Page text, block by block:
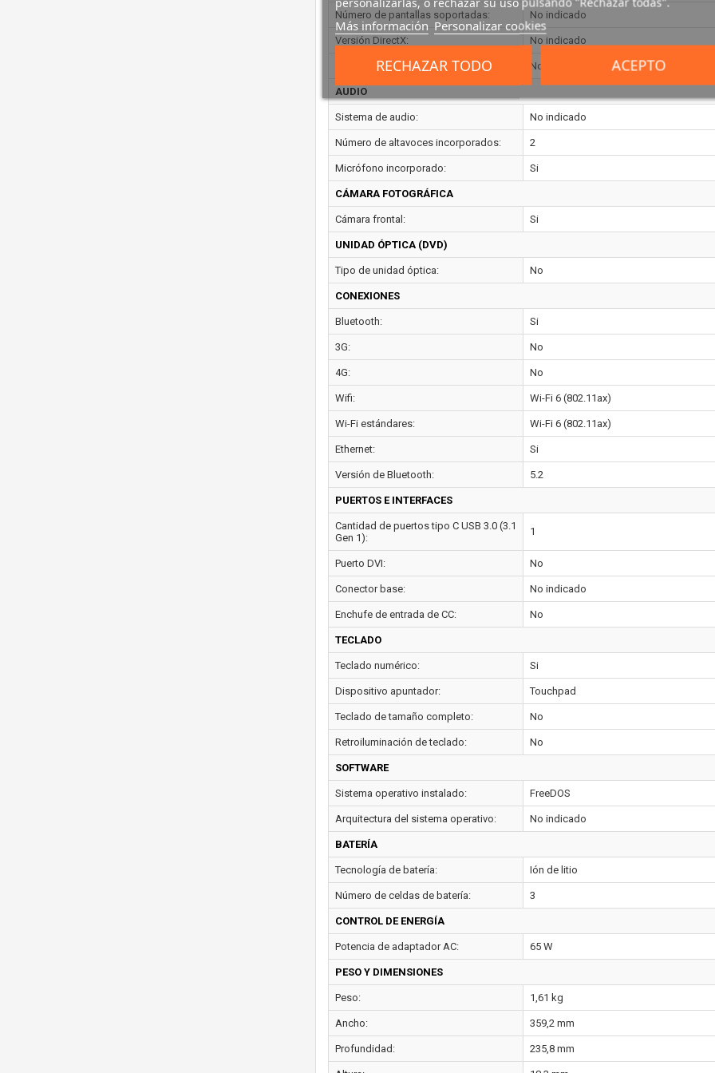
Número de pantallas soportadas: No indicado
Versión DirectX: No indicado
Versión OpenGL: No indicado
AUDIO
Sistema de audio: No indicado
Número de altavoces incorporados: 2
Micrófono incorporado: Si
CÁMARA FOTOGRÁFICA
Cámara frontal: Si
UNIDAD ÓPTICA (DVD)
Tipo de unidad óptica: No
CONEXIONES
Bluetooth: Si
3G: No
4G: No
Wifi: Wi-Fi 6 (802.11ax)
Wi-Fi estándares: Wi-Fi 6 (802.11ax)
Ethernet: Si
Versión de Bluetooth: 5.2
PUERTOS E INTERFACES
Cantidad de puertos tipo C USB 3.0 (3.1
Gen 1):
1
Puerto DVI: No
Conector base: No indicado
Enchufe de entrada de CC: No
TECLADO
Teclado numérico: Si
Dispositivo apuntador: Touchpad
Teclado de tamaño completo: No
Retroiluminación de teclado: No
SOFTWARE
Sistema operativo instalado: FreeDOS
Arquitectura del sistema operativo: No indicado
BATERÍA
Tecnología de batería: Ión de litio
Número de celdas de batería: 3
CONTROL DE ENERGÍA
Potencia de adaptador AC: 65 W
PESO Y DIMENSIONES
Peso: 1,61 kg
Ancho: 359,2 mm
Profundidad: 235,8 mm
Más información Personalizar cookies
RECHAZAR TODO ACEPTO